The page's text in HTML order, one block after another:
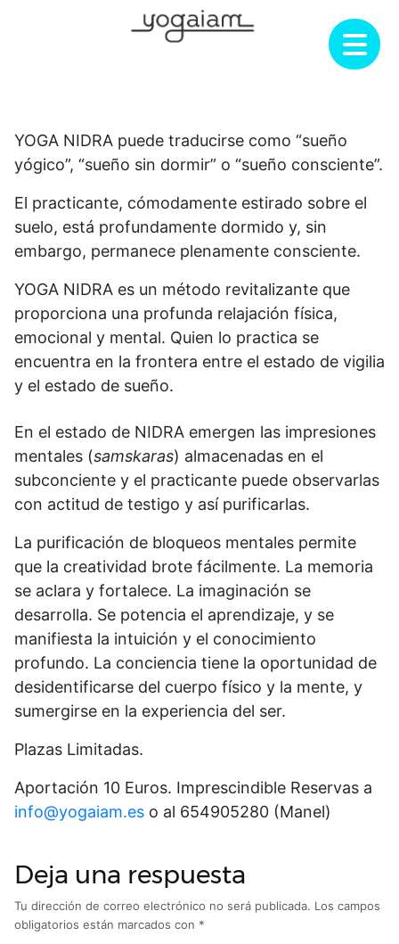
YOGA NIDRA puede traducirse como “sueño
yógico”, “sueño sin dormir” o “sueño consciente”.
El practicante, cómodamente estirado sobre el
suelo, está profundamente dormido y, sin
embargo, permanece plenamente consciente.
YOGA NIDRA es un método revitalizante que
proporciona una profunda relajación física,
emocional y mental. Quien lo practica se
encuentra en la frontera entre el estado de vigilia
y el estado de sueño.
En el estado de NIDRA emergen las impresiones
mentales (samskaras) almacenadas en el
subconciente y el practicante puede observarlas
con actitud de testigo y así purificarlas.
La purificación de bloqueos mentales permite
que la creatividad brote fácilmente. La memoria
se aclara y fortalece. La imaginación se
desarrolla. Se potencia el aprendizaje, y se
manifiesta la intuición y el conocimiento
profundo. La conciencia tiene la oportunidad de
desidentificarse del cuerpo físico y la mente, y
sumergirse en la experiencia del ser.
Plazas Limitadas.
Aportación 10 Euros. Imprescindible Reservas a
info@yogaiam.es o al 654905280 (Manel)
Deja una respuesta
Tu dirección de correo electrónico no será publicada. Los campos
obligatorios están marcados con *